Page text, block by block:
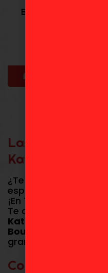
BERYL GARDENANT
Añadir al carrito
Las Mejores
Katainaka no
¿Te ha cautivado la
espada más
¡En Toydoki
Te ofrecemos una
Katainaka no Ossan
Boukensha)
que
gran aventura.
Comprar